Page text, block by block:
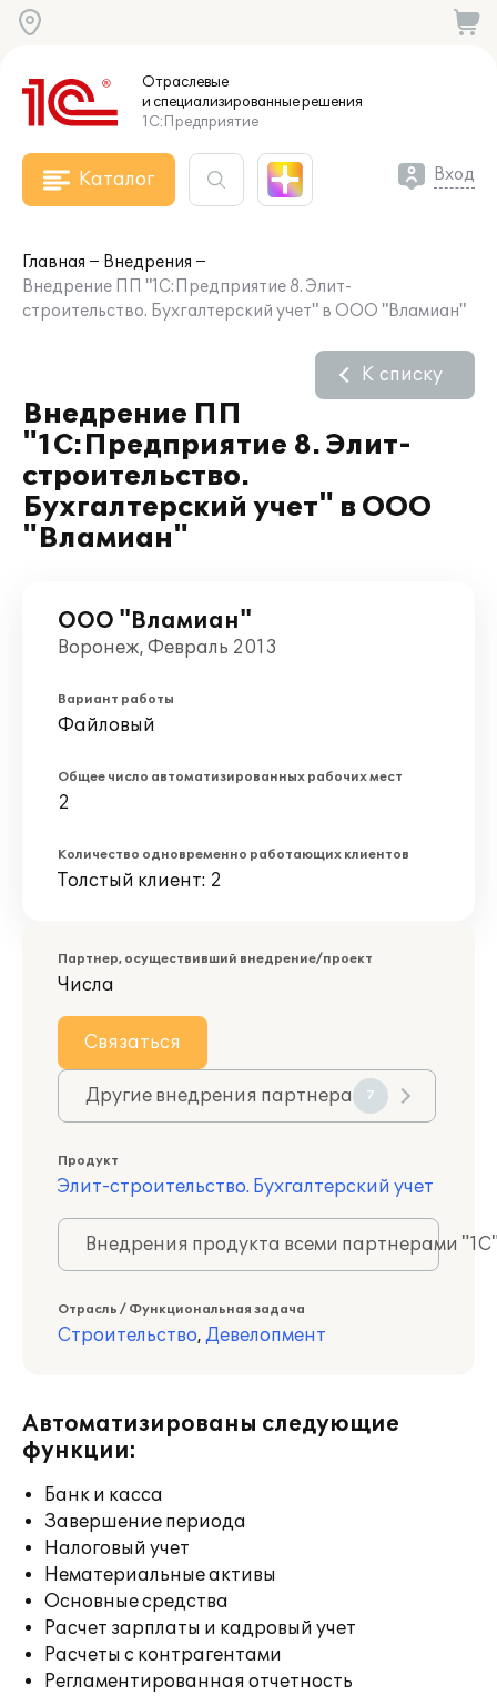
Отраслевые
и специализированныерешения
1С:Предприятие
Каталог Вход
Главная
Внедрения
Внедрение ПП "1С:Предприятие 8. Элит-
строительство. Бухгалтерский учет" в ООО "Вламиан"
Внедрение ПП
"1С:Предприятие 8. Элит-
строительство.
Бухгалтерский учет" в ООО
"Вламиан"
К списку
ООО "Вламиан"
Воронеж, Февраль 2013
Вариант работы
Файловый
Общее число автоматизированных рабочих мест
2
Количество одновременно работающих клиентов
Толстый клиент: 2
Партнер, осуществивший внедрение/проект
Числа
Связаться
Другие внедрения партнера 7
Продукт
Элит-строительство. Бухгалтерский учет
Внедрения продукта всеми партнерами
Отрасль / Функциональная задача
Строительство, Девелопмент
Автоматизированы следующие
функции:
Банк и касса
Завершение периода
Налоговый учет
Нематериальные активы
Основные средства
Расчет зарплаты и кадровый учет
Расчеты с контрагентами
Регламентированная отчетность